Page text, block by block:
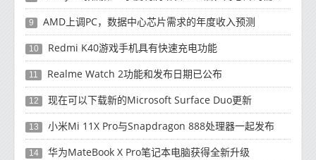
9 AMD上调PC，数据中心芯片需求的年度收入预测
10 Redmi K40游戏手机具有快速充电功能
11 Realme Watch 2功能和发布日期已公布
12 现在可以下载新的Microsoft Surface Duo更新
13 小米Mi 11X Pro与Snapdragon 888处理器一起发布
14 华为MateBook X Pro笔记本电脑获得全新升级